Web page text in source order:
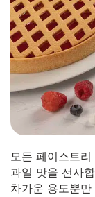
모든 페이스트
과일 맛을 선사
차가운 용도뿐